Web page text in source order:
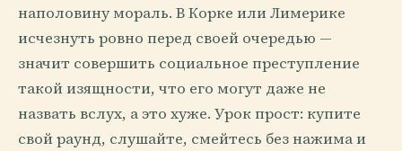
наполовину мораль. В Корке или Лимерике
исчезнуть ровно перед своей очередью —
значит совершить социальное преступление
такой изящности, что его могут даже не
назвать вслух, а это хуже. Урок прост: купите
свой раунд, слушайте, смейтесь без нажима и